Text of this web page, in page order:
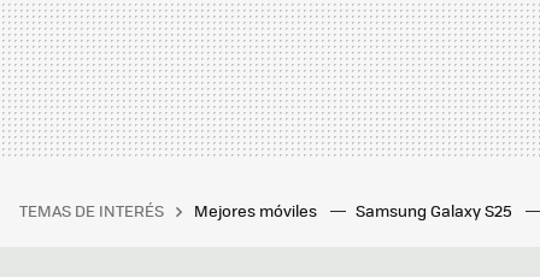
TEMAS DE INTERÉS Mejores móviles Samsung Galaxy S25